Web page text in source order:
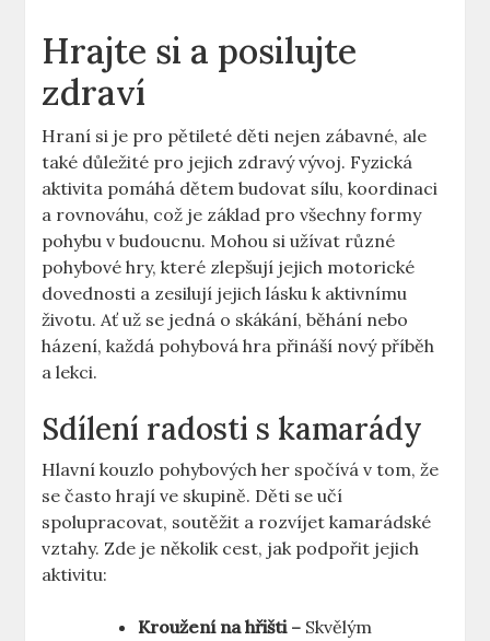
Hrajte si a posilujte
zdraví
Hraní si je pro pětileté děti nejen zábavné, ale
také důležité pro jejich zdravý vývoj. Fyzická
aktivita pomáhá dětem budovat sílu, koordinaci
a rovnováhu, což je základ pro všechny formy
pohybu v budoucnu. Mohou si užívat různé
pohybové hry, které zlepšují jejich motorické
dovednosti a zesilují jejich lásku k aktivnímu
životu. Ať už se jedná o skákání, běhání nebo
házení, každá pohybová hra přináší nový příběh
a lekci.
Sdílení radosti s kamarády
Hlavní kouzlo pohybových her spočívá v tom, že
se často hrají ve skupině. Děti se učí
spolupracovat, soutěžit a rozvíjet kamarádské
vztahy. Zde je několik cest, jak podpořit jejich
aktivitu:
Kroužení na hřišti – Skvělým